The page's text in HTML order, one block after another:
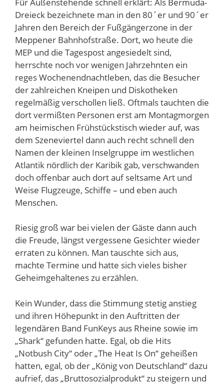
Dreieck bezeichnete man in den 80´er und 90´er
Jahren den Bereich der Fußgängerzone in der
Meppener Bahnhofstraße. Dort, wo heute die
MEP und die Tagespost angesiedelt sind,
herrschte noch vor wenigen Jahrzehnten ein
reges Wochenendnachtleben, das die Besucher
der zahlreichen Kneipen und Diskotheken
regelmäßig verschollen ließ. Oftmals tauchten die
dort vermißten Personen erst am Montagmorgen
am heimischen Frühstückstisch wieder auf, was
dem Szeneviertel dann auch recht schnell den
Namen der kleinen Inselgruppe im westlichen
Atlantik nördlich der Karibik gab, verschwanden
doch offenbar auch dort auf seltsame Art und
Weise Flugzeuge, Schiffe – und eben auch
Menschen.
Riesig groß war bei vielen der Gäste dann auch
die Freude, längst vergessene Gesichter wieder
erraten zu können. Man tauschte sich aus,
machte Termine und hatte sich vieles bisher
Geheimgehaltenes zu erzählen.
Kein Wunder, dass die Stimmung stetig anstieg
und ihren Höhepunkt in den Auftritten der
legendären Band FunKeys aus Rheine sowie im
„Shark“ gefunden hatte. Egal, ob die Hits
„Notbush City“ oder „The Heat Is On“ geheißen
hatten, egal, ob der „König von Deutschland“ dazu
aufrief, das „Bruttosozialprodukt“ zu steigern und